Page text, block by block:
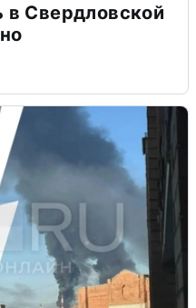
в Свердловской